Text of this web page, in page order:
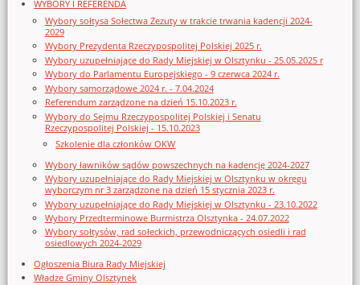
WYBORY I REFERENDA
Wybory sołtysa Sołectwa Zezuty w trakcie trwania kadencji 2024-
2029
Wybory Prezydenta Rzeczypospolitej Polskiej 2025 r.
Wybory uzupełniające do Rady Miejskiej w Olsztynku - 25.05.2025 r
Wybory do Parlamentu Europejskiego - 9 czerwca 2024 r.
Wybory samorządowe 2024 r. - 7.04.2024
Referendum zarządzone na dzień 15.10.2023 r.
Wybory do Sejmu Rzeczypospolitej Polskiej i Senatu
Rzeczypospolitej Polskiej - 15.10.2023
Szkolenie dla członków OKW
Wybory ławników sądów powszechnych na kadencję 2024-2027
Wybory uzupełniające do Rady Miejskiej w Olsztynku w okręgu
wyborczym nr 3 zarządzone na dzień 15 stycznia 2023 r.
Wybory uzupełniające do Rady Miejskiej w Olsztynku - 23.10.2022
Wybory Przedterminowe Burmistrza Olsztynka - 24.07.2022
Wybory sołtysów, rad sołeckich, przewodniczących osiedli i rad
osiedlowych 2024-2029
Ogłoszenia Biura Rady Miejskiej
Władze Gminy Olsztynek